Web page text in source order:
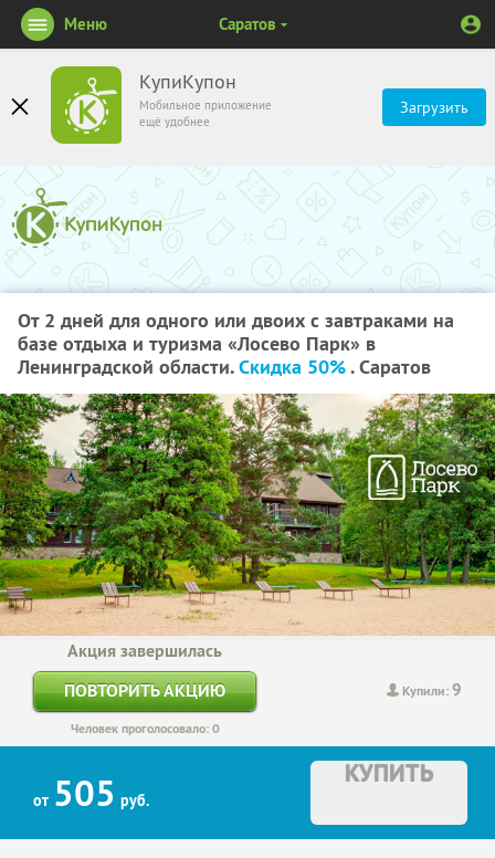
КупиКупон
Мобильное приложение
ещё удобнее
Загрузить
Меню Саратов
От 2 дней для одного или двоих с завтраками на
базе отдыха и туризма «Лосево Парк» в
Ленинградской области.Скидка 50%. Саратов
Купили:9
Акция завершилась
ПОВТОРИТЬ АКЦИЮ
Человек проголосовало: 0
от 505 руб.
КУПИТЬ